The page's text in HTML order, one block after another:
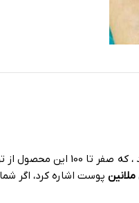
یکی از جدید ترین
پوست اشاره کرد، اگر